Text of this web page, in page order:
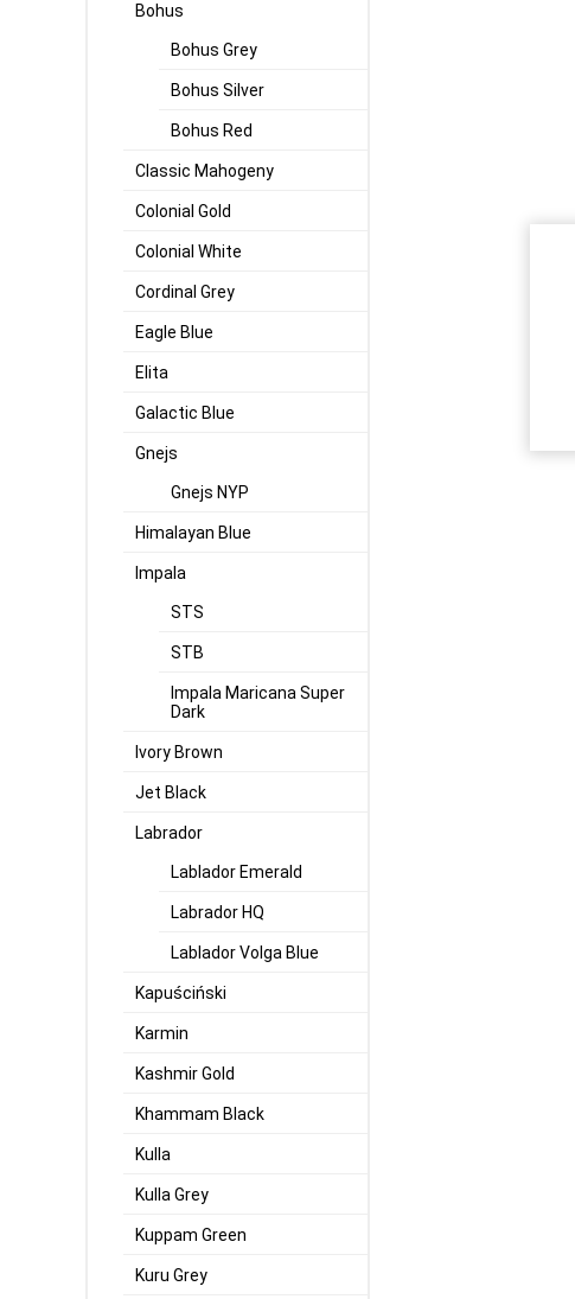
Bohus
Bohus Grey
Bohus Silver
Bohus Red
Classic Mahogeny
Colonial Gold
Colonial White
Cordinal Grey
Eagle Blue
Elita
Galactic Blue
Gnejs
Gnejs NYP
Himalayan Blue
Impala
STS
STB
Impala Maricana Super
Dark
Ivory Brown
Jet Black
Labrador
Lablador Emerald
Labrador HQ
Lablador Volga Blue
Kapuściński
Karmin
Kashmir Gold
Khammam Black
Kulla
Kulla Grey
Kuppam Green
Kuru Grey